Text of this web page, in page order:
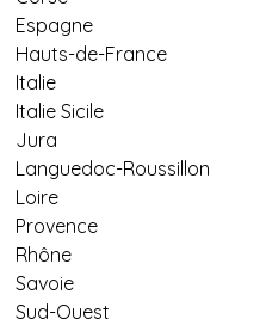
Espagne
Hauts-de-France
Italie
Italie Sicile
Jura
Languedoc-Roussillon
Loire
Provence
Rhône
Savoie
Sud-Ouest